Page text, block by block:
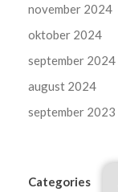
november 2024
oktober 2024
september 2024
august 2024
september 2023
Categories